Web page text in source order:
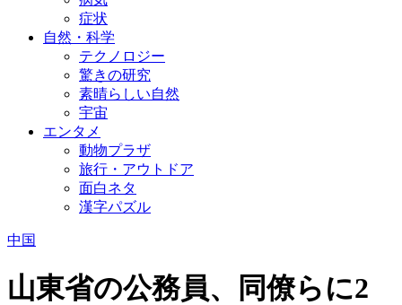
症状
自然・科学
テクノロジー
驚きの研究
素晴らしい自然
宇宙
エンタメ
動物プラザ
旅行・アウトドア
面白ネタ
漢字パズル
中国
山東省の公務員、同僚らに2